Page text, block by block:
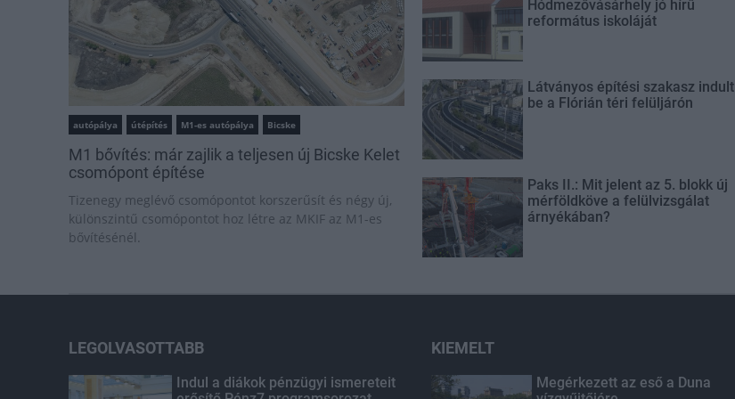
autópálya útépítés M1-es autópálya Bicske
M1 bővítés: már zajlik a teljesen új Bicske Kelet
csomópont építése
Tizenegy meglévő csomópontot korszerűsít és négy új,
különszintű csomópontot hoz létre az MKIF az M1-es
bővítésénél.
Hódmezővásárhely jó hírű
református iskoláját
Látványos építési szakasz indult
be a Flórián téri felüljárón
Paks II.: Mit jelent az 5. blokk új
mérföldköve a felülvizsgálat
árnyékában?
LEGOLVASOTTABB
Indul a diákok pénzügyi ismereteit
KIEMELT
Megérkezett az eső a Duna